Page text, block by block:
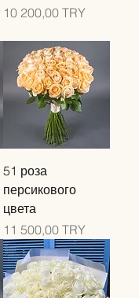
Цена
10 200,00 TRY
51 роза
персикового
цвета
Цена
11 500,00 TRY